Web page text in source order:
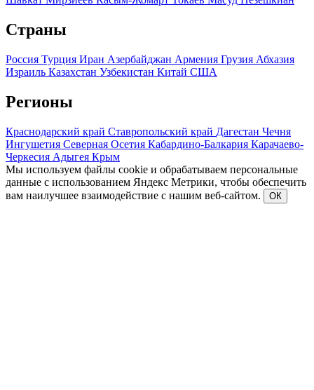
Страны
Россия Турция Иран Азербайджан Армения Грузия Абхазия
Израиль Казахстан Узбекистан Китай США
Регионы
Краснодарский край Ставропольский край Дагестан Чечня
Ингушетия Северная Осетия Кабардино-Балкария Карачаево-
Черкесия Адыгея Крым
Мы используем файлы cookie и обрабатываем персональные
данные с использованием Яндекс Метрики, чтобы обеспечить
вам наилучшее взаимодействие с нашим веб-сайтом.
ОК